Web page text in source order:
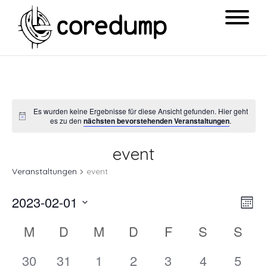
Es wurden keine Ergebnisse für diese Ansicht gefunden. Hier geht
es zu den nächsten bevorstehenden Veranstaltungen.
event
Veranstaltungen event
2023-02-01
wählen.
Kalender
Veranstaltungen
M D M D F S
S
0
30
0
31
0
1
0
2
0
3
0
4
0
5